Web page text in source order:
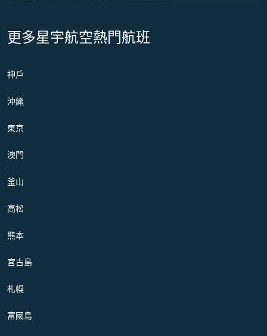
更多星宇航空熱門航班
神戶
沖繩
東京
澳門
釜山
高松
熊本
宮古島
札幌
富國島